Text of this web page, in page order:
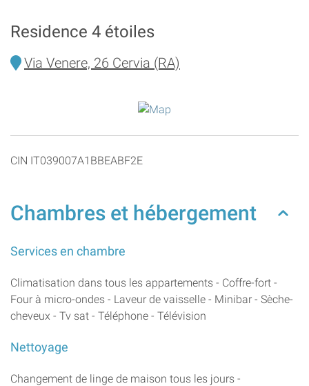
Residence 4 étoiles
Via Venere, 26 Cervia (RA)
CIN IT039007A1BBEABF2E
Chambres et hébergement
Services en chambre
Climatisation dans tous les appartements - Coffre-fort -
Four à micro-ondes - Laveur de vaisselle - Minibar - Sèche-
cheveux - Tv sat - Téléphone - Télévision
Nettoyage
Changement de linge de maison tous les jours -